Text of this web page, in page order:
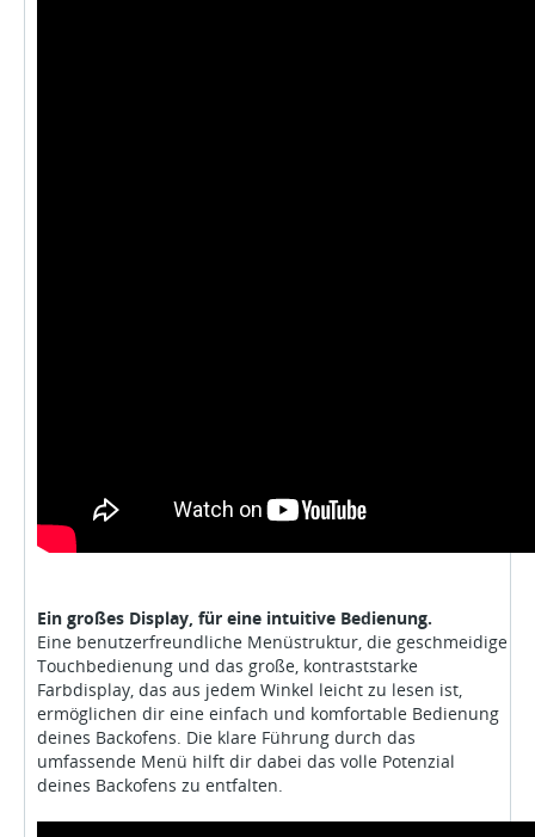
Ein großes Display, für eine intuitive Bedienung.
Eine benutzerfreundliche Menüstruktur, die geschmeidige
Touchbedienung und das große, kontraststarke
Farbdisplay, das aus jedem Winkel leicht zu lesen ist,
ermöglichen dir eine einfach und komfortable Bedienung
deines Backofens. Die klare Führung durch das
umfassende Menü hilft dir dabei das volle Potenzial
deines Backofens zu entfalten.